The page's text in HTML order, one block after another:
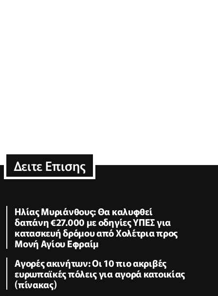
Δειτε Επισης
Ηλίας Μυριάνθους: Θα καλυφθεί
δαπάνη €27.000 με οδηγίες ΥΠΕΣ για
κατασκευή δρόμου από Χολέτρια προς
Μονή Αγίου Εφραίμ
Αγορές ακινήτων: Οι 10 πιο ακριβές
ευρωπαϊκές πόλεις για αγορά κατοικίας
(πίνακας)